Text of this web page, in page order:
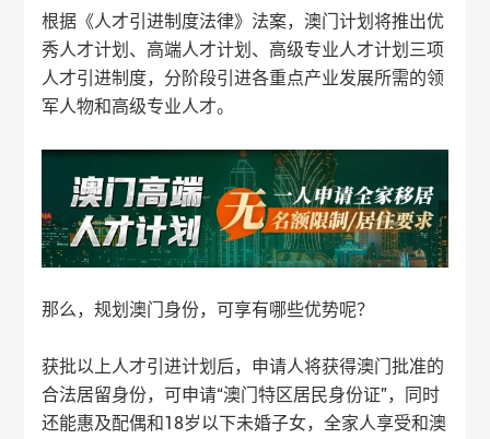
根据《人才引进制度法律》法案，澳门计划将推出优
秀人才计划、高端人才计划、高级专业人才计划三项
人才引进制度，分阶段引进各重点产业发展所需的领
军人物和高级专业人才。
那么，规划澳门身份，可享有哪些优势呢？
获批以上人才引进计划后，申请人将获得澳门批准的
合法居留身份，可申请“澳门特区居民身份证”，同时
还能惠及配偶和18岁以下未婚子女，全家人享受和澳